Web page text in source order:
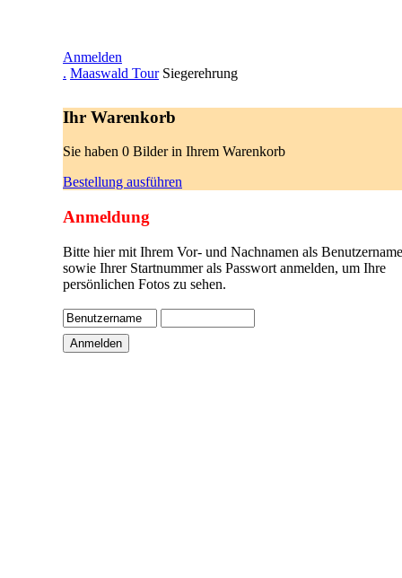
Anmelden
. Maaswald Tour Siegerehrung
Ihr Warenkorb
Sie haben 0 Bilder in Ihrem Warenkorb
Bestellung ausführen
Anmeldung
Bitte hier mit Ihrem Vor- und Nachnamen als
sowie Ihrer Startnummer als Passwort anmelden, um Ihre
persönlichen Fotos zu sehen.